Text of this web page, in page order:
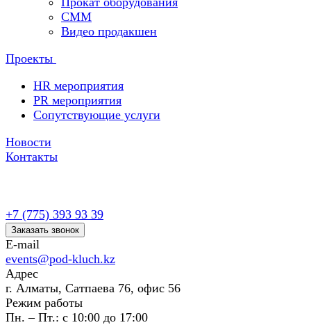
СММ
Видео продакшен
Проекты
HR мероприятия
PR мероприятия
Сопутствующие услуги
Новости
Контакты
+7 (775) 393 93 39
Заказать звонок
E-mail
events@pod-kluch.kz
Адрес
г. Алматы, Сатпаева 76, офис 56
Режим работы
Пн. – Пт.: с 10:00 до 17:00